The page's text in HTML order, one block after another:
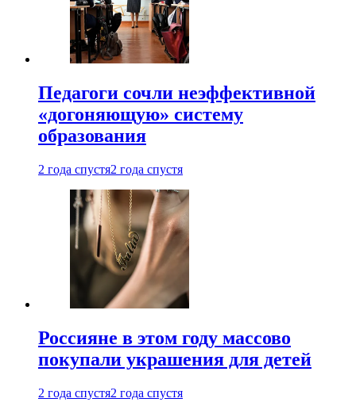
Педагоги сочли неэффективной
«догоняющую» систему
образования
2 года спустя2 года спустя
Россияне в этом году массово
покупали украшения для детей
2 года спустя2 года спустя